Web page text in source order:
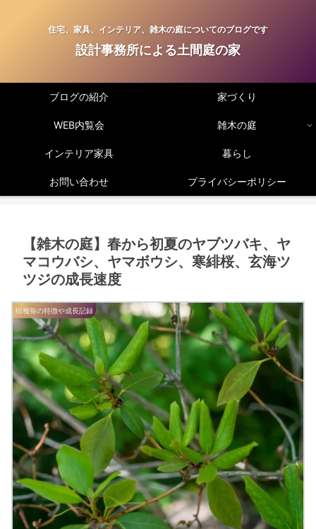
住宅、家具、インテリア、雑木の庭についてのブログです
設計事務所による土間庭の家
ブログの紹介 家づくり
WEB内覧会 雑木の庭
インテリア家具 暮らし
お問い合わせ プライバシーポリシー
【雑木の庭】春から初夏のヤブツバキ、ヤ
マコウバシ、ヤマボウシ、寒緋桜、玄海ツ
ツジの成長速度
樹種毎の特徴や成長記録